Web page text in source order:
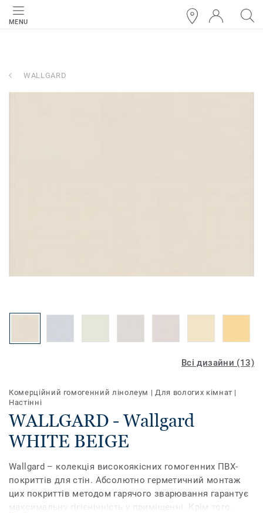
MENU
WALLGARD
Всі дизайни (13)
Комерційний гомогенний лінолеум |Для вологих кімнат |
Настінні
WALLGARD - Wallgard
WHITE BEIGE
Wallgard – колекція високоякісних гомогенних ПВХ-
покриттів для стін. Абсолютно герметичний монтаж
цих покриттів методом гарячого зварювання гарантує
максимальну гігієнічність у приміщенні. Крім того,